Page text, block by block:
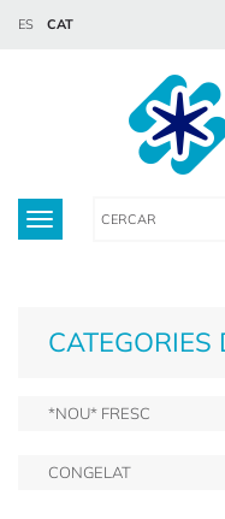
ES CAT
Toggle navigation
CATEGORIES
*NOU* FRESC
CONGELAT